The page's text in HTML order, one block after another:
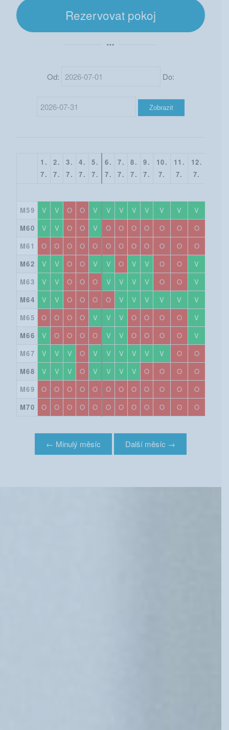
Rezervovat pokoj
Od: Do:
1.
7.
2.
7.
3.
7.
4.
7.
5.
7.
6.
7.
7.
7.
8.
7.
9.
7.
10.
7.
11.
7.
12.
7.
M59 V V O O V V V V V V V V
M60
V V O O V O O O O O O O
M61
O O O O O O O O O O O O
M62
V V O O V V O V V O O V
M63
V V O O O V V V V O O V
M64
V V O O O O V V V V V V
M65
O O O O V V V O O O O V
M66
V O O O O V V O O O O V
M67
V V V O V V V V V V O O
M68
V V V O V V V V O O O O
M69
O O O O O O O O O O O O
M70
O O O O O O O O O O O O
← Minulý měsíc Další měsíc →